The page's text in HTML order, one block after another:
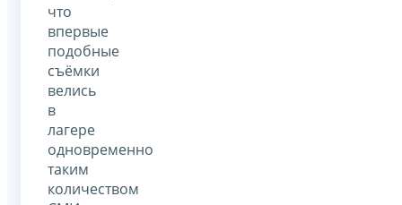
что
впервые
подобные
съёмки
велись
в
лагере
одновременно
таким
количеством